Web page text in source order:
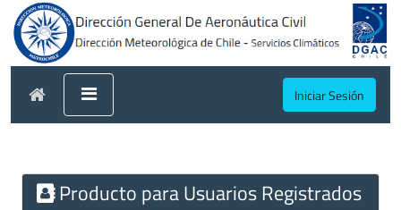
Iniciar Sesión
Producto para Usuarios Registrados